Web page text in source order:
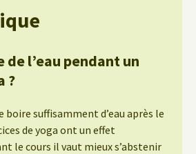
de l’eau pendant un
?
suffisamment d’eau après le
de yoga ont un effet
le cours il vaut mieux s’abstenir